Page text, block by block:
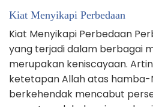
Kiat Menyikapi Perbedaan
Kiat Menyikapi Perbedaan
yang terjadi dalam berbagai
merupakan keniscayaan.
ketetapan Allah atas hamba-
berkehendak mencabut